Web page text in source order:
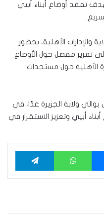
تفقد أوضاع أبناء أبيي
والإدارات الأهلية، بحضور
تقرير مفصل حول الأوضاع
الأهلية حول مستجدات
ولاية الجزيرة غدًا، في
أبيي وتعزيز الاستقرار في
ماسنجر واتساب